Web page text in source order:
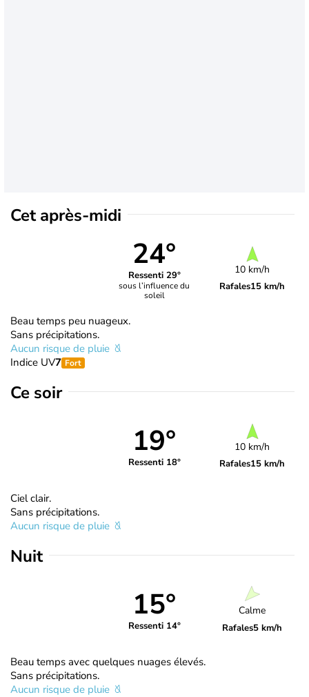
Cet après-midi
24°
Ressenti 29°
sous l’influence du
soleil
10 km/h
Rafales15 km/h
Beau temps peu nuageux.
Sans précipitations.
Aucun risque de pluie
Indice UV7 Fort
Ce soir
19°
Ressenti 18°
10 km/h
Rafales15 km/h
Ciel clair.
Sans précipitations.
Aucun risque de pluie
Nuit
15°
Ressenti 14°
Calme
Rafales5 km/h
Beau temps avec quelques nuages élevés.
Sans précipitations.
Aucun risque de pluie